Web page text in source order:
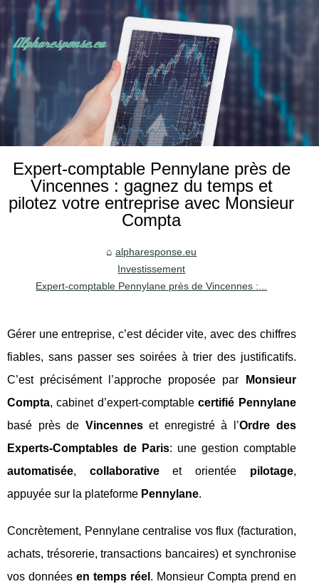
Expert-comptable Pennylane près de
Vincennes : gagnez du temps et
pilotez votre entreprise avec Monsieur
Compta
alpharesponse.eu
Investissement
Expert-comptable Pennylane près de Vincennes :...
Gérer une entreprise, c’est décider vite, avec des chiffres
fiables, sans passer ses soirées à trier des justificatifs.
C’est précisément l’approche proposée par
Monsieur
Compta, cabinet d’expert-comptablecertifié Pennylane
basé près de Vincenneset enregistré à l’Ordre des
Experts-Comptables de Paris: une gestion comptable
automatisée, collaborativeet orientée pilotage,
appuyée sur la plateforme Pennylane.
Concrètement, Pennylane centralise vos flux (facturation,
achats, trésorerie, transactions bancaires) et synchronise
vos données en temps réel . Monsieur Compta prend en